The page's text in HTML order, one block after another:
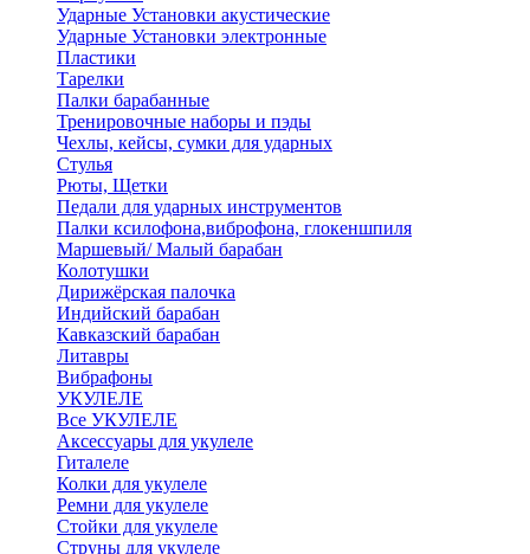
Ударные Установки акустические
Ударные Установки электронные
Пластики
Тарелки
Палки барабанные
Тренировочные наборы и пэды
Чехлы, кейсы, сумки для ударных
Стулья
Рюты, Щетки
Педали для ударных инструментов
Палки ксилофона,виброфона, глокеншпиля
Маршевый/ Малый барабан
Колотушки
Дирижёрская палочка
Индийский барабан
Кавказский барабан
Литавры
Вибрафоны
УКУЛЕЛЕ
Все УКУЛЕЛЕ
Аксессуары для укулеле
Гиталеле
Колки для укулеле
Ремни для укулеле
Стойки для укулеле
Струны для укулеле